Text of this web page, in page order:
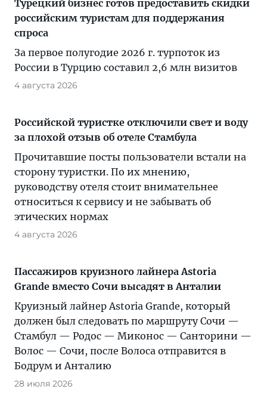
Турецкий бизнес готов предоставить скидки
российским туристам для поддержания
спроса
За первое полугодие 2026 г. турпоток из
России в Турцию составил 2,6 млн визитов
4 августа 2026
Российской туристке отключили свет и воду
за плохой отзыв об отеле Стамбула
Прочитавшие посты пользователи встали на
сторону туристки. По их мнению,
руководству отеля стоит внимательнее
относиться к сервису и не забывать об
этических нормах
4 августа 2026
Пассажиров круизного лайнера Astoria
Grande вместо Сочи высадят в Анталии
Круизный лайнер Astoria Grande, который
должен был следовать по маршруту Сочи —
Стамбул — Родос — Миконос — Санторини —
Волос — Сочи, после Волоса отправится в
Бодрум и Анталию
28 июля 2026